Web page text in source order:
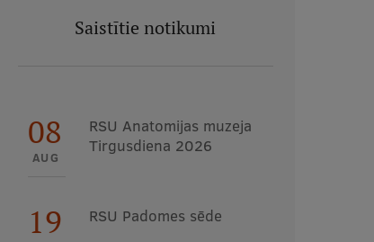
Saistītie notikumi
08
AUG
RSU Anatomijas muzeja
Tirgusdiena 2026
19 RSU Padomes sēde